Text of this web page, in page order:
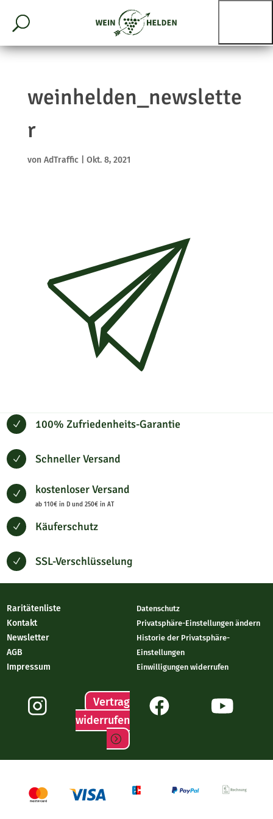
weinhelden_newslette
r
von AdTraffic Okt. 8, 2021
N 100% Zufriedenheits-Garantie
N Schneller Versand
N kostenloser Versand
ab 110€ in D und 250€ in AT
N Käuferschutz
N SSL-Verschlüsselung
Raritätenliste
Kontakt
Newsletter
AGB
Impressum
Datenschutz
Privatsphäre-Einstellungen ändern
Historie der Privatsphäre-
Einstellungen
Einwilligungen widerrufen
Vertrag
widerrufen